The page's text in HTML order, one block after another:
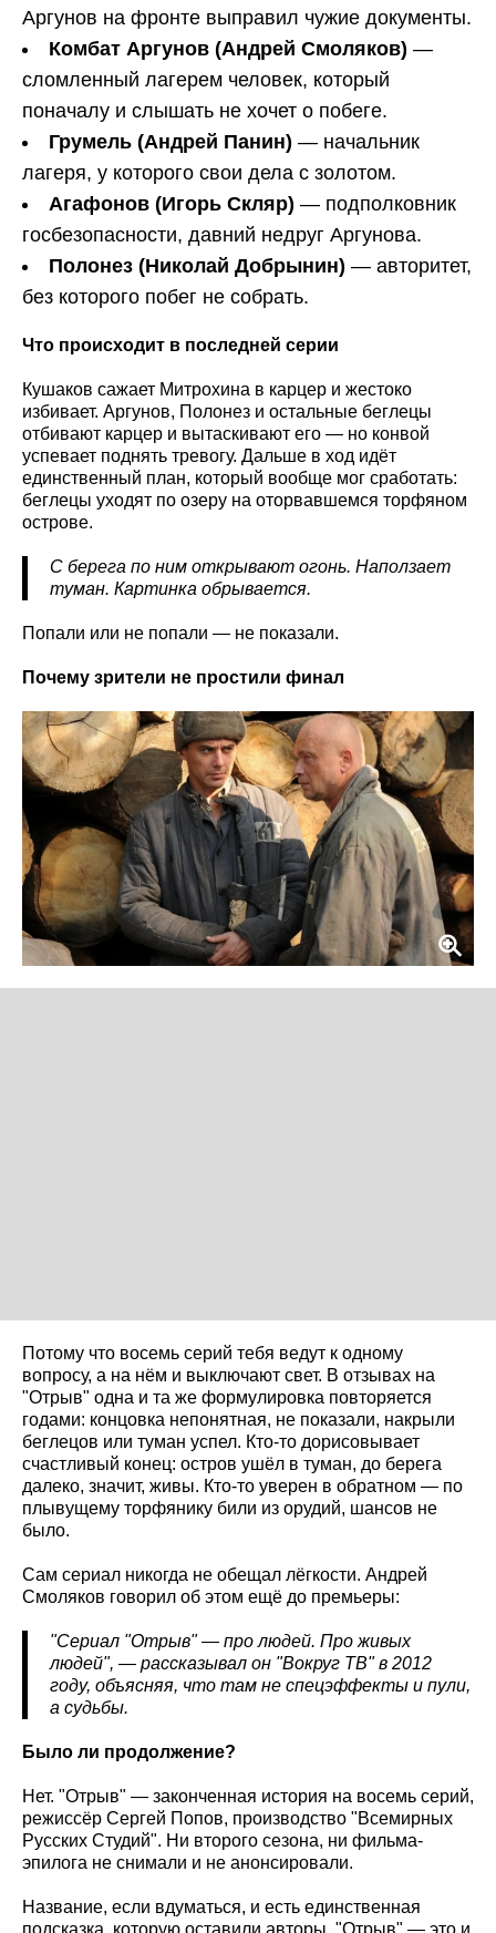
Аргунов на фронте выправил чужие документы.
Комбат Аргунов (Андрей Смоляков) —
сломленный лагерем человек, который
поначалу и слышать не хочет о побеге.
Грумель (Андрей Панин) — начальник
лагеря, у которого свои дела с золотом.
Агафонов (Игорь Скляр) — подполковник
госбезопасности, давний недруг Аргунова.
Полонез (Николай Добрынин) — авторитет,
без которого побег не собрать.
Что происходит в последней серии
Кушаков сажает Митрохина в карцер и жестоко
избивает. Аргунов, Полонез и остальные беглецы
отбивают карцер и вытаскивают его — но конвой
успевает поднять тревогу. Дальше в ход идёт
единственный план, который вообще мог сработать:
беглецы уходят по озеру на оторвавшемся торфяном
острове.
С берега по ним открывают огонь. Наползает
туман. Картинка обрывается.
Попали или не попали — не показали.
Почему зрители не простили финал
Потому что восемь серий тебя ведут к одному
вопросу, а на нём и выключают свет. В отзывах на
"Отрыв" одна и та же формулировка повторяется
годами: концовка непонятная, не показали, накрыли
беглецов или туман успел. Кто-то дорисовывает
счастливый конец: остров ушёл в туман, до берега
далеко, значит, живы. Кто-то уверен в обратном — по
плывущему торфянику били из орудий, шансов не
было.
Сам сериал никогда не обещал лёгкости. Андрей
Смоляков говорил об этом ещё до премьеры:
"Сериал "Отрыв" — про людей. Про живых
людей", — рассказывал он "Вокруг ТВ" в 2012
году, объясняя, что там не спецэффекты и пули,
а судьбы.
Было ли продолжение?
Нет. "Отрыв" — законченная история на восемь серий,
режиссёр Сергей Попов, производство "Всемирных
Русских Студий". Ни второго сезона, ни фильма-
эпилога не снимали и не анонсировали.
Название, если вдуматься, и есть единственная
подсказка, которую оставили авторы. "Отрыв" — это и